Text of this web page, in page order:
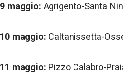
9 maggio: Agrigento-Santa
10 maggio: Caltanissetta-
11 maggio: Pizzo Calabro-